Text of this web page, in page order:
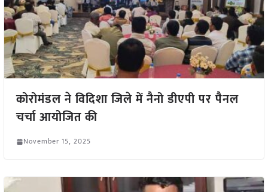
कोरोमंडल ने विदिशा जिले में नैनो डीएपी पर पैनल
चर्चा आयोजित की
November 15, 2025